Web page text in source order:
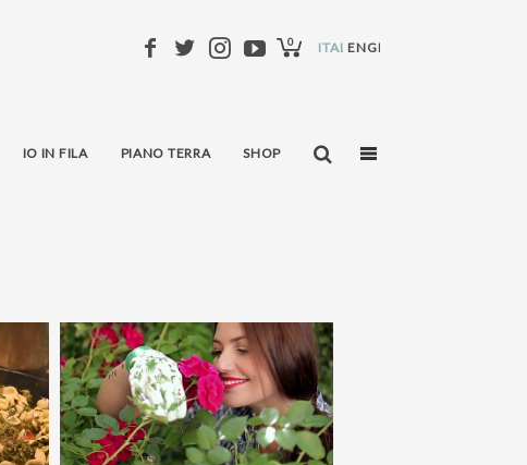
ITALIANO
ENGLISH
0
IO IN FILA PIANO TERRA SHOP